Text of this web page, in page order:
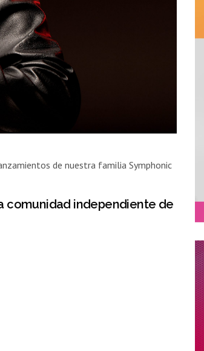
de nuestra familia Symphonic
comunidad independiente de